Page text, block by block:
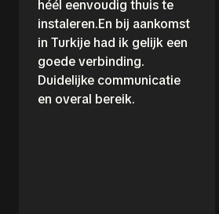
héél eenvoudig thuis te
instaleren.En bij aankomst
in Turkije had ik gelijk een
goede verbinding.
Duidelijke communicatie
en overal bereik.